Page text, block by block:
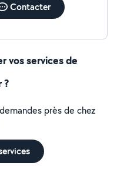
Contacter
vos services de
?
près de chez